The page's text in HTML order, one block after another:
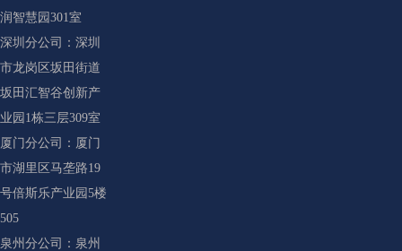
润智慧园301室
深圳分公司：深圳
市龙岗区坂田街道
坂田汇智谷创新产
业园1栋三层309室
厦门分公司：厦门
市湖里区马垄路19
号倍斯乐产业园5楼
505
泉州分公司：泉州